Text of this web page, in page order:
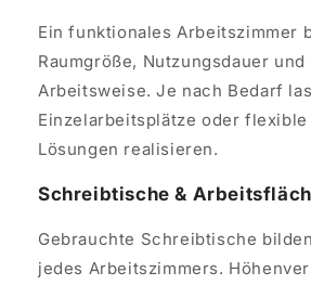
Ein funktionales Arbeitszimmer
Raumgröße, Nutzungsdauer
Arbeitsweise. Je nach Bedarf
Einzelarbeitsplätze oder
Lösungen realisieren.
Schreibtische &
Gebrauchte Schreibtische
jedes Arbeitszimmers.